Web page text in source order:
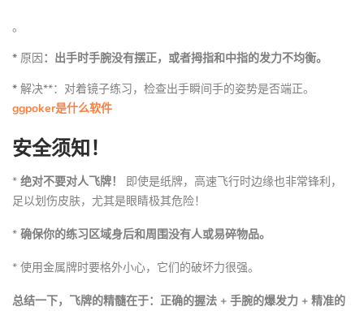
。
* 原因：出手时手腕没有摆正，或者拇指和中指的发力不均衡。
* 解决**：对着镜子练习，检查出手瞬间手的姿势是否端正。
ggpoker是什么软件
安全须知！
* 绝对不要对人飞牌！
即使是纸牌，高速飞行时边缘也非常锋利，
足以划伤皮肤，尤其是眼睛极其危险！
* 确保你的练习区域身后和周围没有人或易碎物品。
* 使用金属牌时要格外小心，它们的破坏力很强。
总结一下，飞牌的精髓在于：正确的握法 + 手腕的爆发力 + 精准的